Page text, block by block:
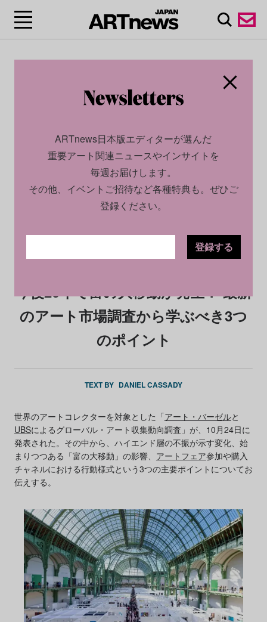
2024.11.05
今後20年で富の大移動が発生？ 最新
のアート市場調査から学ぶべき3つ
のポイント
TEXT BY DANIEL CASSADY
世界のアートコレクターを対象とした「アート・バーゼルと
UBSによるグローバル・アート収集動向調査」が、10月24日に
発表された。その中から、ハイエンド層の不振が示す変化、始
まりつつある「富の大移動」の影響、 アートフェア参加や購入
チャネルにおける行動様式という3つの主要ポイントについてお
伝えする。
ARTnews日本版エディターが選んだ
重要アート関連ニュースやインサイトを
毎週お届けします。
その他、イベントご招待など各種特典も。ぜひご
登録ください。
登録する